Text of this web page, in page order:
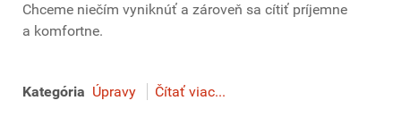
Chceme niečím vyniknúť a zároveň sa cítiť príjemne
a komfortne.
Kategória Úpravy Čítať viac...